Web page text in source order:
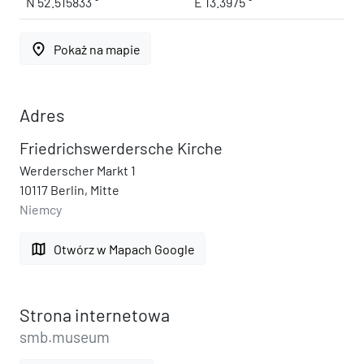
place Pokaż na mapie
Adres
Friedrichswerdersche Kirche
Werderscher Markt 1
10117 Berlin, Mitte
Niemcy
map Otwórz w Mapach Google
Strona internetowa
smb.museum